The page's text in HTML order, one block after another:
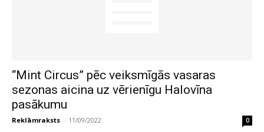
“Mint Circus” pēc veiksmīgās vasaras
sezonas aicina uz vērienīgu Halovīna
pasākumu
Reklāmraksts - 11/09/2022 0